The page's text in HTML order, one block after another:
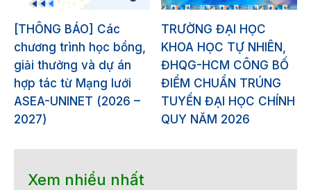
[THÔNG BÁO] Các
chương trình học bổng,
giải thưởng và dự án
hợp tác từ Mạng lưới
ASEA-UNINET (2026 –
2027)
TRƯỜNG ĐẠI HỌC
KHOA HỌC TỰ NHIÊN,
ĐHQG-HCM CÔNG BỐ
ĐIỂM CHUẨN TRÚNG
TUYỂN ĐẠI HỌC CHÍNH
QUY NĂM 2026
Xem nhiều nhất